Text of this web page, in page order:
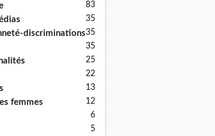
83
35
discriminations35
35
25
22
13
femmes 12
6
5